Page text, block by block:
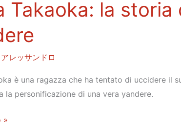
Takaoka: la storia
アレッサンドロ
è una ragazza che ha tentato di uccidere il
la personificazione di una vera yandere.
»